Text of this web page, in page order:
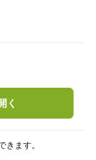
く
きます。